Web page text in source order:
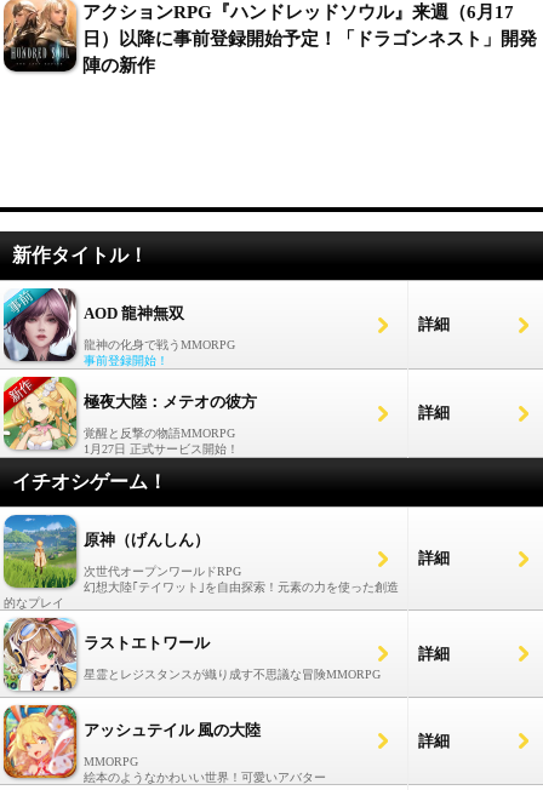
アクションRPG『ハンドレッドソウル』来週（6月17
日）以降に事前登録開始予定！「ドラゴンネスト」開発
陣の新作
新作タイトル！
AOD 龍神無双
龍神の化身で戦うMMORPG
事前登録開始！
詳細
極夜大陸：メテオの彼方
覚醒と反撃の物語MMORPG
1月27日 正式サービス開始！
詳細
イチオシゲーム！
原神（げんしん）
次世代オープンワールドRPG
幻想大陸｢テイワット｣を自由探索！元素の力を使った創造
的なプレイ
詳細
ラストエトワール
星霊とレジスタンスが織り成す不思議な冒険MMORPG
詳細
アッシュテイル 風の大陸
MMORPG
絵本のようなかわいい世界！可愛いアバター
詳細